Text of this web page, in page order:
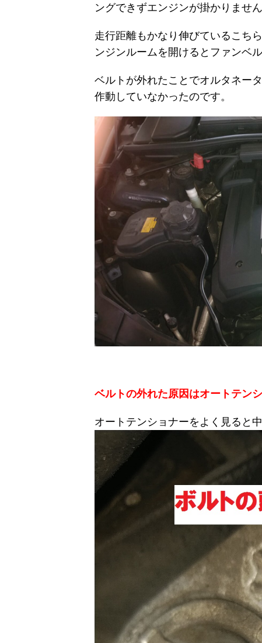
ングできずエンジンが掛かりませ
走行距離もかなり伸びているこち
ンジンルームを開けるとファンベ
ベルトが外れたことでオルタネー
作動していなかったのです。
ベルトの外れた原因はオートテン
オートテンショナーをよく見ると